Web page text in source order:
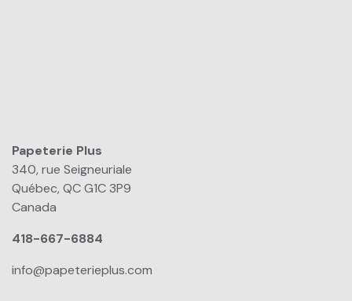
Papeterie Plus​
340, rue Seigneuriale
Québec, QC G1C 3P9
Canada
418-667-6884
info@papeterieplus.com